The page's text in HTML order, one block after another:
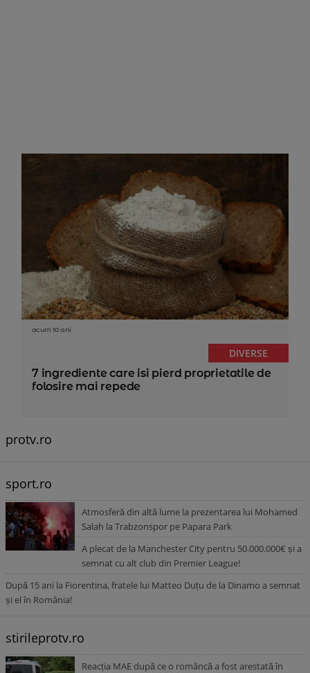
acum 10 ani
DIVERSE
7 ingrediente care isi pierd proprietatile de
folosire mai repede
protv.ro
sport.ro
Atmosferă din altă lume la prezentarea lui Mohamed
Salah la Trabzonspor pe Papara Park
A plecat de la Manchester City pentru 50.000.000€ și a
semnat cu alt club din Premier League!
După 15 ani la Fiorentina, fratele lui Matteo Duțu de la Dinamo a semnat
și el în România!
stirileprotv.ro
Reacția MAE după ce o româncă a fost arestată în